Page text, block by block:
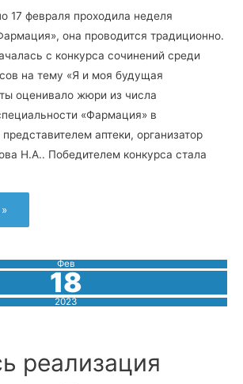
17 февраля проходила неделя
она проводится традиционно.
с конкурса сочинений среди
на тему «Я и моя будущая
оценивало жюри из числа
«Фармация» в
аптеки, организатор
Н.А.. Победителем конкурса стала
Фев
18
2023
реализация